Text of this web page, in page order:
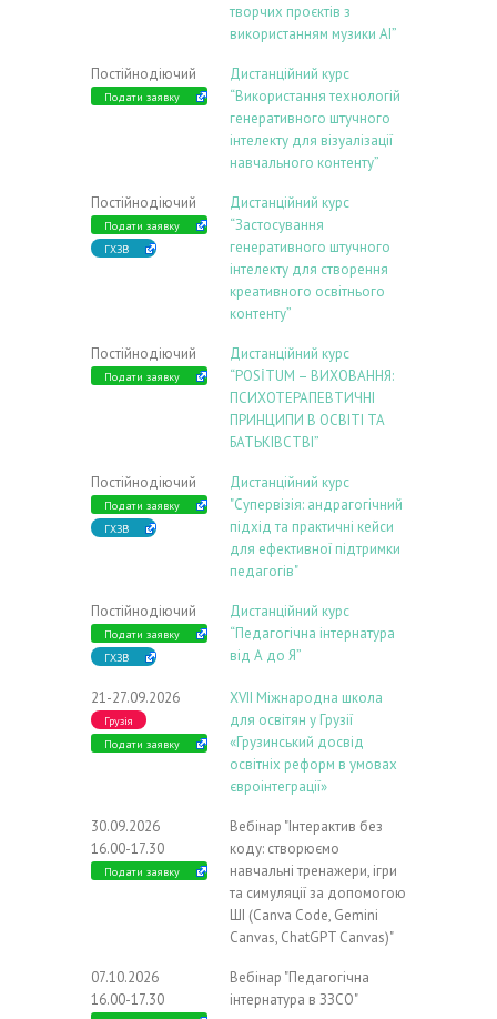
творчих проєктів з
використанням музики АІ”
Постійнодіючий
Подати заявку
Дистанційний курс
“Використання технологій
генеративного штучного
інтелекту для візуалізації
навчального контенту”
Постійнодіючий
Подати заявку
ГХЗВ
Дистанційний курс
“Застосування
генеративного штучного
інтелекту для створення
креативного освітнього
контенту”
Постійнодіючий
Подати заявку
Дистанційний курс
“POSİTUM – ВИХОВАННЯ:
ПСИХОТЕРАПЕВТИЧНІ
ПРИНЦИПИ В ОСВІТІ ТА
БАТЬКІВСТВІ”
Постійнодіючий
Подати заявку
ГХЗВ
Дистанційний курс
"Супервізія: андрагогічний
підхід та практичні кейси
для ефективної підтримки
педагогів"
Постійнодіючий
Подати заявку
ГХЗВ
Дистанційний курс
“Педагогічна інтернатура
від А до Я”
21-27.09.2026
Грузія
Подати заявку
ХVIІ Міжнародна школа
для освітян у Грузії
«Грузинський досвід
освітніх реформ в умовах
євроінтеграції»
30.09.2026
16.00-17.30
Подати заявку
Вебінар "Інтерактив без
коду: створюємо
навчальні тренажери, ігри
та симуляції за допомогою
ШІ (Canva Code, Gemini
Canvas, ChatGPT Canvas)"
07.10.2026
16.00-17.30
Вебінар "Педагогічна
інтернатура в ЗЗСО"